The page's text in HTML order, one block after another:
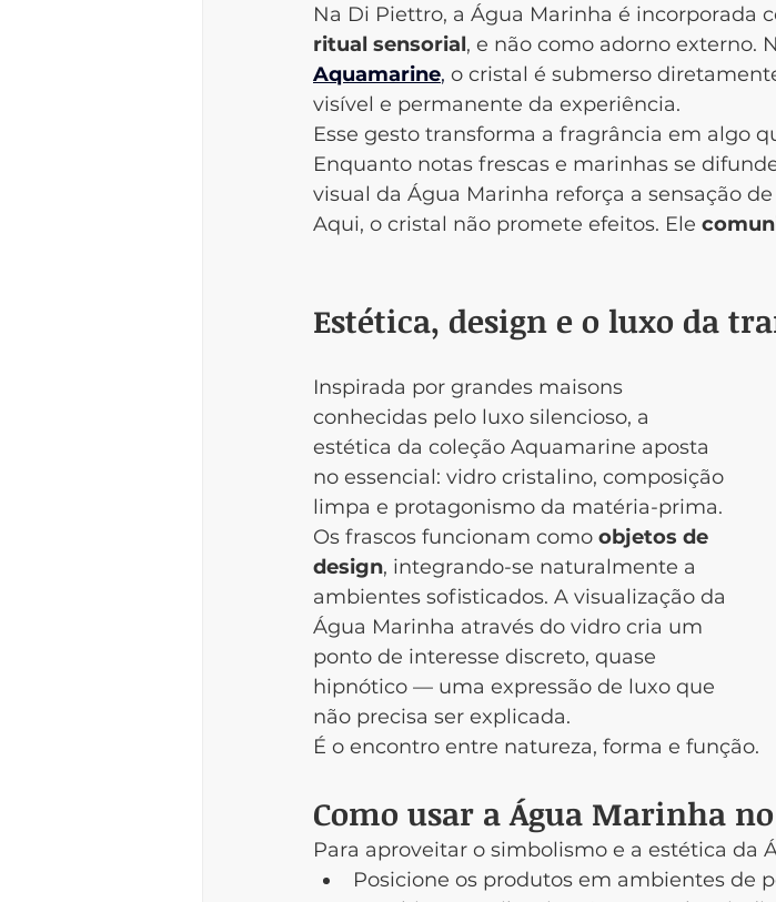
Na Di Piettro, a Água Marinha é incorporada
ritual sensorial, e não como adorno externo.
Aquamarine, o cristal é submerso
visível e permanente da experiência.
Esse gesto transforma a fragrância em algo
Enquanto notas frescas e marinhas se
visual da Água Marinha reforça a sensação
Aqui, o cristal não promete efeitos. Ele
Estética, design e o luxo da
Inspirada por grandes maisons
conhecidas pelo luxo silencioso, a
estética da coleção Aquamarine aposta
no essencial: vidro cristalino, composição
limpa e protagonismo da matéria-prima.
Os frascos funcionam como objetos de
design, integrando-se naturalmente a
ambientes sofisticados. A visualização da
Água Marinha através do vidro cria um
ponto de interesse discreto, quase
hipnótico — uma expressão de luxo que
não precisa ser explicada.
É o encontro entre natureza, forma e função.
Como usar a Água Marinha
Para aproveitar o simbolismo e a estética da
Posicione os produtos em ambientes de